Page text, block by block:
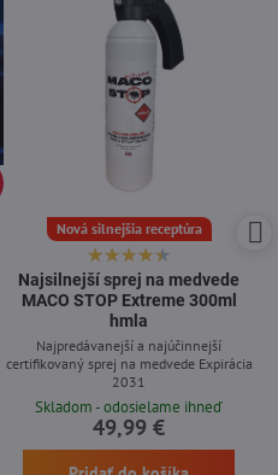
Nová silnejšia receptúra
Najsilnejší sprej na medvede
MACO STOP Extreme 300ml
hmla
Najpredávanejší a najúčinnejší
certifikovaný sprej na medvede Expirácia
2031
Skladom - odosielame ihneď
49,99 €